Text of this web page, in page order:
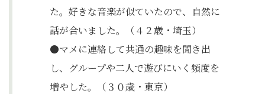
た。好きな音楽が似ていたので、自然に
話が合いました。（４２歳・埼玉）
●マメに連絡して共通の趣味を聞き出
し、グループや二人で遊びにいく頻度を
増やした。（３０歳・東京）